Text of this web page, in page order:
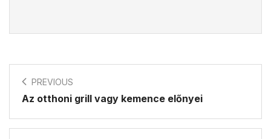
PREVIOUS
Az otthoni grill vagy kemence előnyei